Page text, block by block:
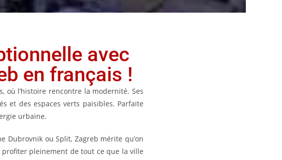
avec
en français !
où l’histoire rencontre la modernité. Ses
et des espaces verts paisibles. Parfaite
urbaine.
Dubrovnik ou Split, Zagreb mérite qu’on
profiter pleinement de tout ce que la ville